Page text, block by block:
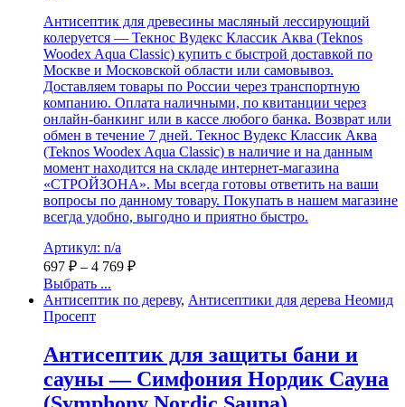
Антисептик для древесины масляный лессирующий
колеруется — Текнос Вудекс Классик Аква (Teknos
Woodex Aqua Classic) купить с быстрой доставкой по
Москве и Московской области или самовывоз.
Доставляем товары по России через транспортную
компанию. Оплата наличными, по квитанции через
онлайн-банкинг или в кассе любого банка. Возврат или
обмен в течение 7 дней. Текнос Вудекс Классик Аква
(Teknos Woodex Aqua Classic) в наличие и на данным
момент находится на складе интернет-магазина
«СТРОЙЗОНА». Мы всегда готовы ответить на ваши
вопросы по данному товару. Покупать в нашем магазине
всегда удобно, выгодно и приятно быстро.
Артикул: n/a
697 ₽ – 4 769 ₽
Выбрать ...
Антисептик по дереву, Антисептики для дерева Неомид
Просепт
Антисептик для защиты бани и
сауны — Симфония Нордик Сауна